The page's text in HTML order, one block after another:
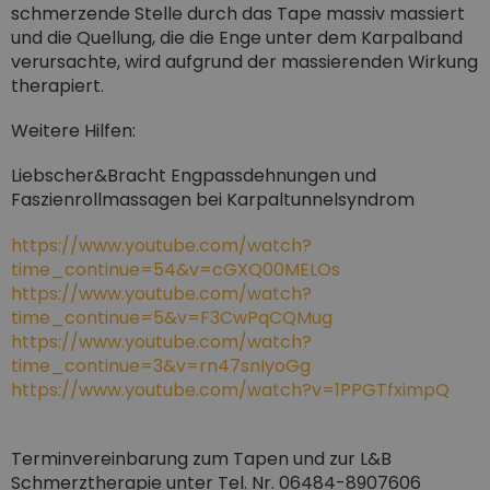
schmerzende Stelle durch das Tape massiv massiert
und die Quellung, die die Enge unter dem Karpalband
verursachte, wird aufgrund der massierenden Wirkung
therapiert.
Weitere Hilfen:
Liebscher&Bracht Engpassdehnungen und
Faszienrollmassagen bei Karpaltunnelsyndrom
https://www.youtube.com/watch?
time_continue=54&v=cGXQ00MELOs
https://www.youtube.com/watch?
time_continue=5&v=F3CwPqCQMug
https://www.youtube.com/watch?
time_continue=3&v=rn47snIyoGg
https://www.youtube.com/watch?v=1PPGTfximpQ
Terminvereinbarung zum Tapen und zur L&B
Schmerztherapie unter Tel. Nr. 06484-8907606